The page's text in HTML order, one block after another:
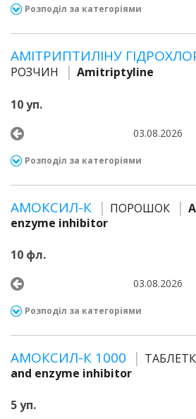
Розподіл за категоріями
АМІТРИПТИЛІНУ
РОЗЧИН Amitriptyline
10 уп.
03.08.2026
Розподіл за категоріями
АМОКСИЛ-К ПОРОШОК
enzyme inhibitor
10 фл.
03.08.2026
Розподіл за категоріями
АМОКСИЛ-К 1000
and enzyme inhibitor
5 уп.